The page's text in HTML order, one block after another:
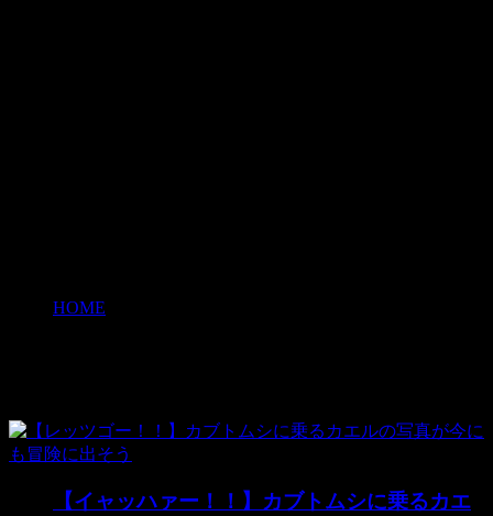
HOME
【イャッハァー！！】カブトムシに乗るカエ